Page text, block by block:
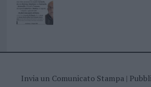
Invia un Comunicato Stampa|